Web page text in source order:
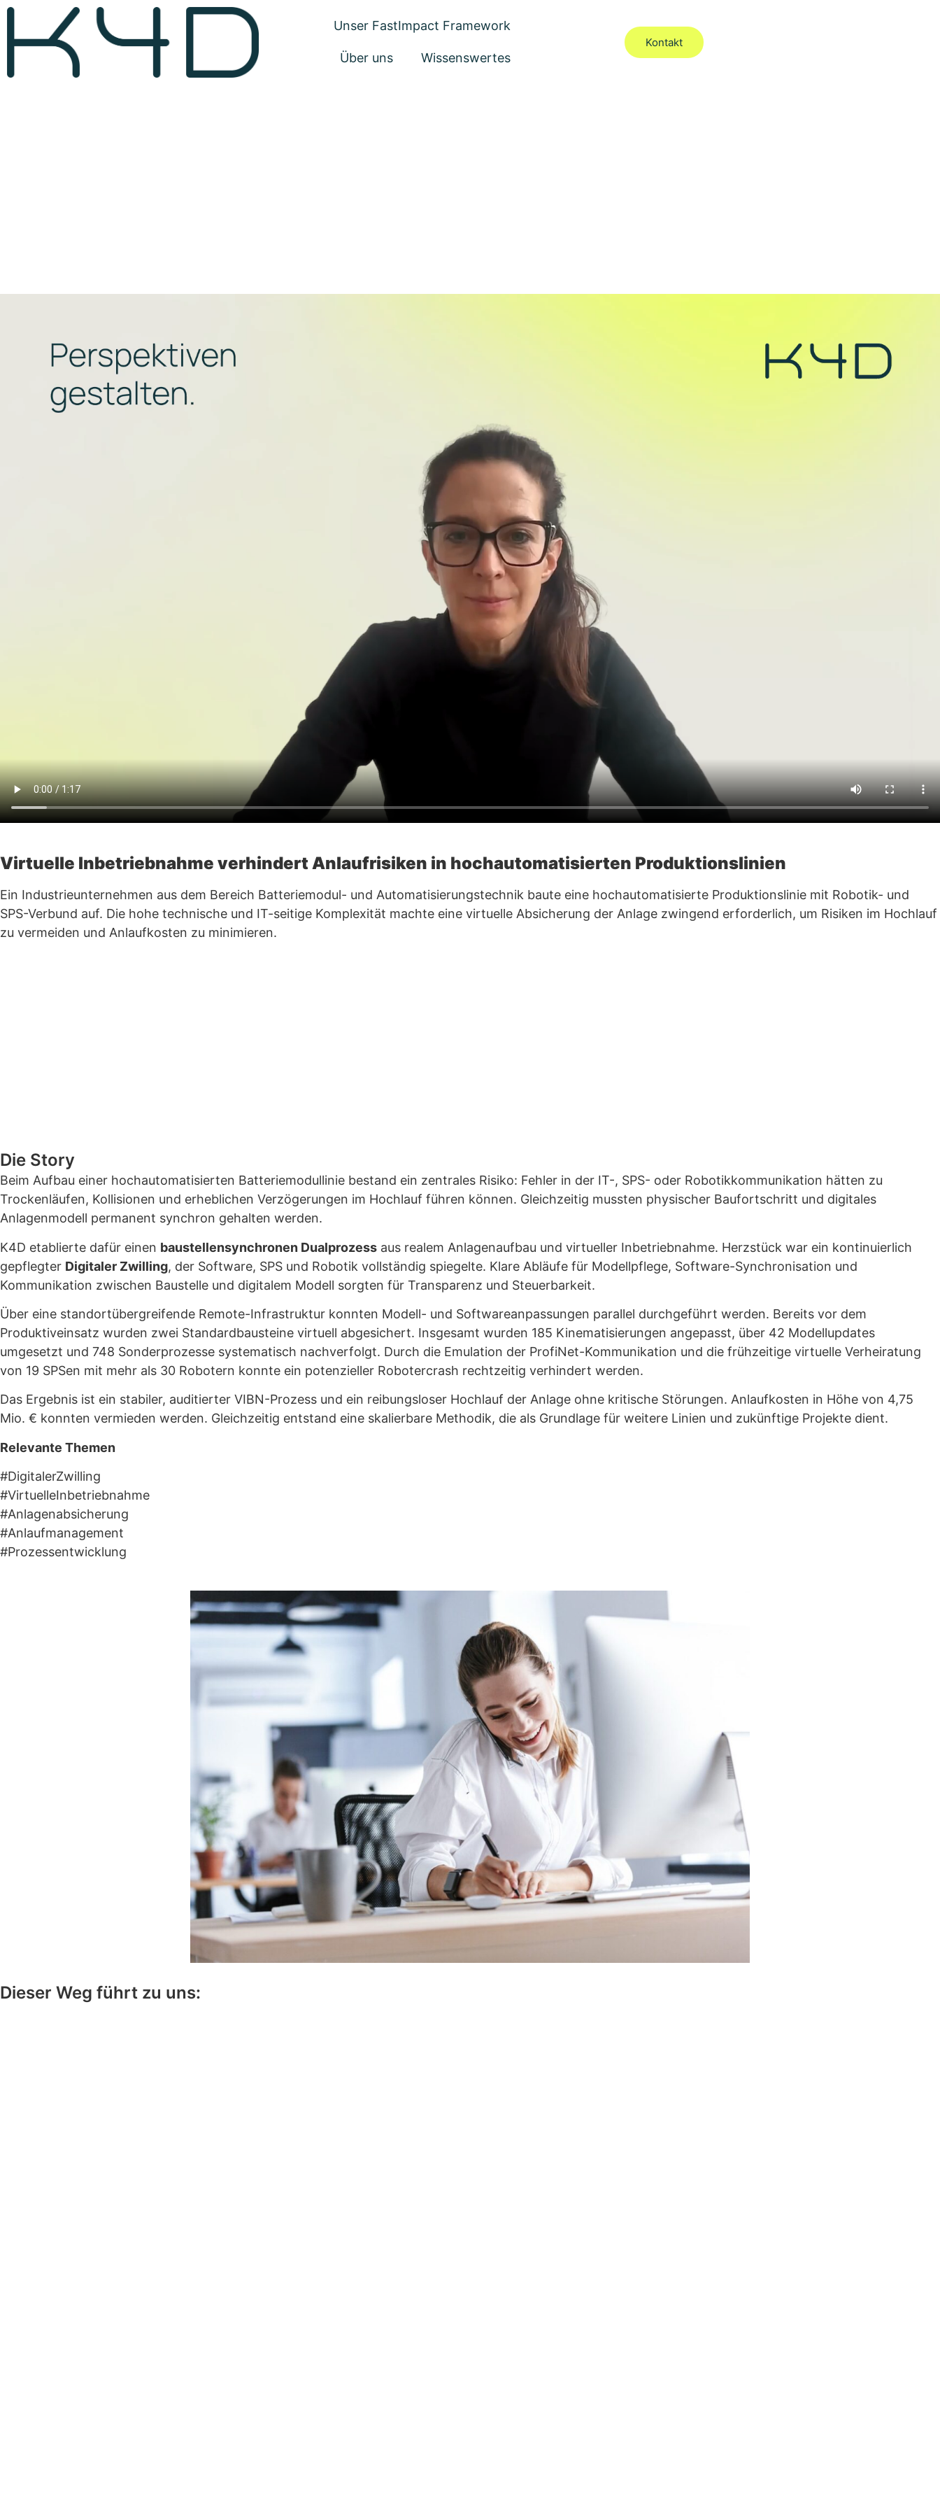
Unser FastImpact Framework
Über uns Wissenswertes
Kontakt
Virtuelle Inbetriebnahme verhindert Anlaufrisiken in hochautomatisierten Produktionslinien
Ein Industrieunternehmen aus dem Bereich Batteriemodul- und Automatisierungstechnik baute eine hochautomatisierte Produktionslinie mit Robotik- und
SPS-Verbund auf. Die hohe technische und IT-seitige Komplexität machte eine virtuelle Absicherung der Anlage zwingend erforderlich, um Risiken im Hochlauf
zu vermeiden und Anlaufkosten zu minimieren.
Die Story
Beim Aufbau einer hochautomatisierten Batteriemodullinie bestand ein zentrales Risiko: Fehler in der IT-, SPS- oder Robotikkommunikation hätten zu
Trockenläufen, Kollisionen und erheblichen Verzögerungen im Hochlauf führen können. Gleichzeitig mussten physischer Baufortschritt und digitales
Anlagenmodell permanent synchron gehalten werden.
K4D etablierte dafür einen baustellensynchronen Dualprozess aus realem Anlagenaufbau und virtueller Inbetriebnahme. Herzstück war ein kontinuierlich
gepflegter Digitaler Zwilling, der Software, SPS und Robotik vollständig spiegelte. Klare Abläufe für Modellpflege, Software-Synchronisation und
Kommunikation zwischen Baustelle und digitalem Modell sorgten für Transparenz und Steuerbarkeit.
Über eine standortübergreifende Remote-Infrastruktur konnten Modell- und Softwareanpassungen parallel durchgeführt werden. Bereits vor dem
Produktiveinsatz wurden zwei Standardbausteine virtuell abgesichert. Insgesamt wurden 185 Kinematisierungen angepasst, über 42 Modellupdates
umgesetzt und 748 Sonderprozesse systematisch nachverfolgt. Durch die Emulation der ProfiNet-Kommunikation und die frühzeitige virtuelle Verheiratung
von 19 SPSen mit mehr als 30 Robotern konnte ein potenzieller Robotercrash rechtzeitig verhindert werden.
Das Ergebnis ist ein stabiler, auditierter VIBN-Prozess und ein reibungsloser Hochlauf der Anlage ohne kritische Störungen. Anlaufkosten in Höhe von 4,75
Mio. € konnten vermieden werden. Gleichzeitig entstand eine skalierbare Methodik, die als Grundlage für weitere Linien und zukünftige Projekte dient.
Relevante Themen
#DigitalerZwilling
#VirtuelleInbetriebnahme
#Anlagenabsicherung
#Anlaufmanagement
#Prozessentwicklung
Dieser Weg führt zu uns: